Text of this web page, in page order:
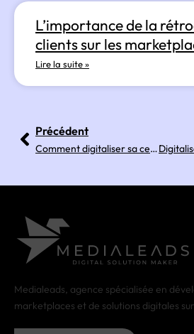
L’importance de la
clients sur les
Lire la suite »
Précédent
Comment digitaliser sa centrale d’achat ?
Medialeads, agence spécialisée en
marketplaces et de solutions digitales